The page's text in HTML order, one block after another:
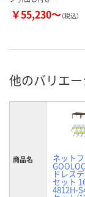
￥55,230～（税込）
他のバリエ
商品名 ネット
ドレス
セット
4812H-